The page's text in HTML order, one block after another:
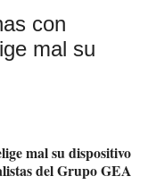
con
mal su
mal su dispositivo
del Grupo GEA